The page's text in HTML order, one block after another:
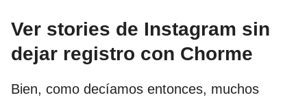
Ver stories de Instagram sin
dejar registro con Chorme
Bien, como decíamos entonces, muchos